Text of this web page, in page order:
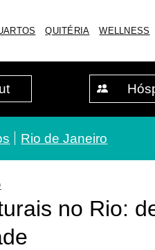
QUITÉRIA WELLNESS
Rio de Janeiro
no Rio: